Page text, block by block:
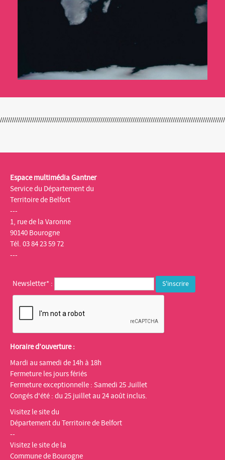
Espace multimédia Gantner
Service du Département du
Territoire de Belfort
---
1, rue de la Varonne
90140 Bourogne
Tél. 03 84 23 59 72
---
Newsletter* :
Horaire d’ouverture :
Mardi au samedi de 14h à 18h
Fermeture les jours fériés
Fermeture exceptionnelle : Samedi 25 Juillet
Congés d'été : du 25 juillet au 24 août inclus.
Visitez le site du
Département du Territoire de Belfort
--
Visitez le site de la
Commune de Bourogne